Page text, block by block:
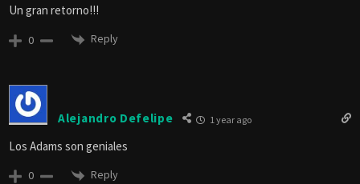
Un gran retorno!!!
0 Reply
Alejandro Defelipe 1 year ago
Los Adams son geniales
0 Reply